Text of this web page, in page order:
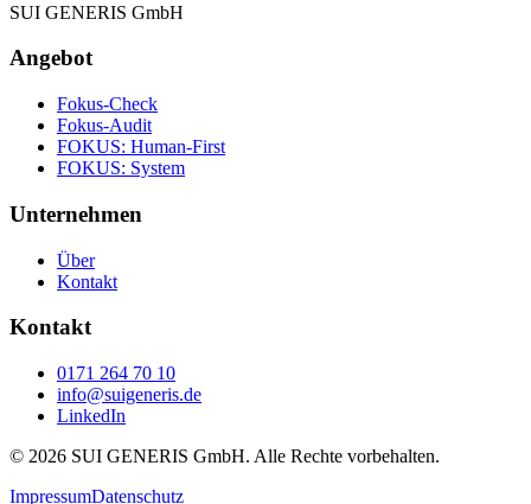
SUI GENERIS GmbH
Angebot
Fokus-Check
Fokus-Audit
FOKUS: Human-First
FOKUS: System
Unternehmen
Über
Kontakt
Kontakt
0171 264 70 10
info@suigeneris.de
LinkedIn
© 2026 SUI GENERIS GmbH. Alle Rechte vorbehalten.
ImpressumDatenschutz